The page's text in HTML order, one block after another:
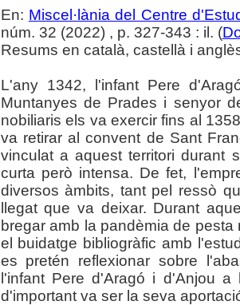
En: Miscel·lània del Centre
núm. 32 (2022) , p. 327-343 : il. (
Resums en català, castellà i
L'any 1342, l'infant Pere
Muntanyes de Prades i senyor
nobiliaris els va exercir fins al
va retirar al convent de Sant
vinculat a aquest territori durant
curta però intensa. De fet,
diversos àmbits, tant pel ressò
llegat que va deixar. Durant
bregar amb la pandèmia de
el buidatge bibliogràfic amb
es pretén reflexionar sobre
l'infant Pere d'Aragó i d'Anjou
d'important va ser la seva